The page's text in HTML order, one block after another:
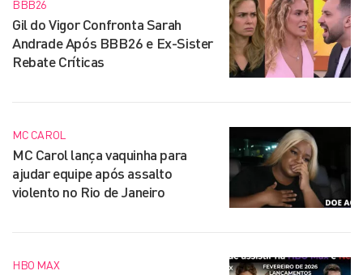
BBB26
Gil do Vigor Confronta Sarah
Andrade Após BBB26 e Ex-Sister
Rebate Críticas
MC CAROL
MC Carol lança vaquinha para
ajudar equipe após assalto
violento no Rio de Janeiro
HBO MAX